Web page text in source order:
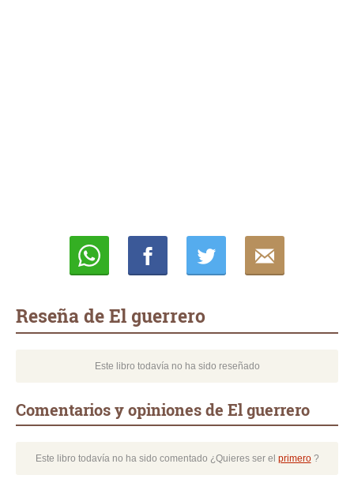
Reseña de El guerrero
Este libro todavía no ha sido reseñado
Comentarios y opiniones de El guerrero
Este libro todavía no ha sido comentado ¿Quieres ser el primero?